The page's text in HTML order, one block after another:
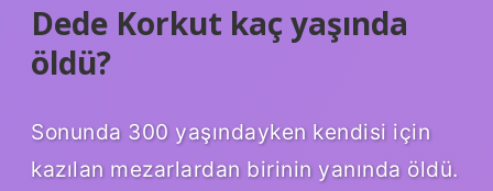
Dede Korkut kaç yaşında
öldü?
Sonunda 300 yaşındayken kendisi için
kazılan mezarlardan birinin yanında öldü.